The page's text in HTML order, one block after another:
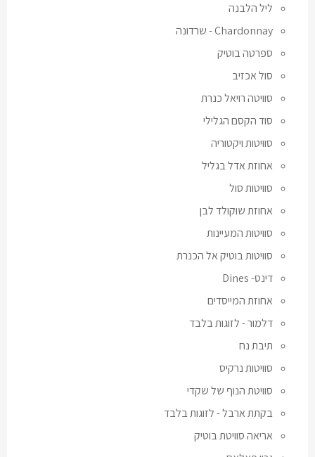
ליל הלבנה
Chardonnay - שרדונה
ספרטה בוטיק
סול אכזיב
סוויטה רויאל כנרת
סוד הקסם הגלילי
סוויטות ויקטוריה
אחוזת אדל בגליל
סוויטות סול
אחוזת שוקולד לבן
סוויטות המעיינות
סוויטות בוטיק אל הכנרת
דינס- Dines
אחוזת המייסדים
דלמור - לזוגות בלבד
תיבת נח
סוויטות נרקיס
סוויטת הנוף של שקדי
בקתת ארבל - לזוגות בלבד
אריאה סוויטת בוטיק